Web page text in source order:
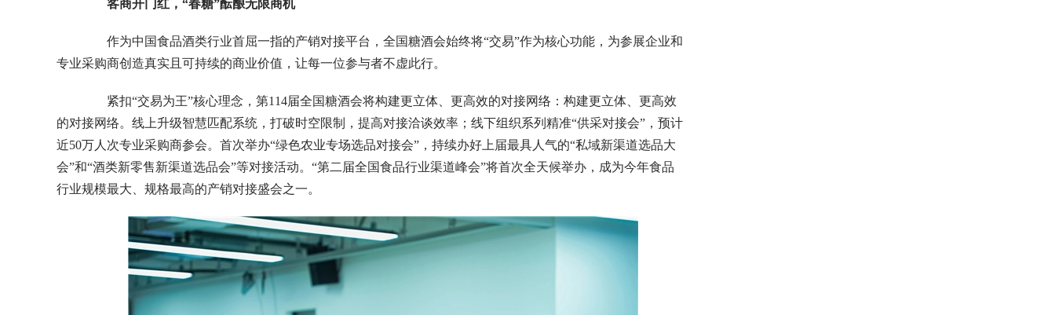
客商开门红， “春糖”酝酿无限商机
作为中国食品酒类行业首屈一指的产销对接平台，全国糖酒会始终将“交易”作为核心功能，为参展企业和
专业采购商创造真实且可持续的商业价值，让每一位参与者不虚此行。
紧扣“交易为王”核心理念，第114届全国糖酒会将构建更立体、更高效的对接网络：构建更立体、更高效
的对接网络。线上升级智慧匹配系统，打破时空限制，提高对接洽谈效率；线下组织系列精准“供采对接会”，预计
近50万人次专业采购商参会。首次举办“绿色农业专场选品对接会”，持续办好上届最具人气的“私域新渠道选品大
会”和“酒类新零售新渠道选品会”等对接活动。“第二届全国食品行业渠道峰会”将首次全天候举办，成为今年食品
行业规模最大、规格最高的产销对接盛会之一。